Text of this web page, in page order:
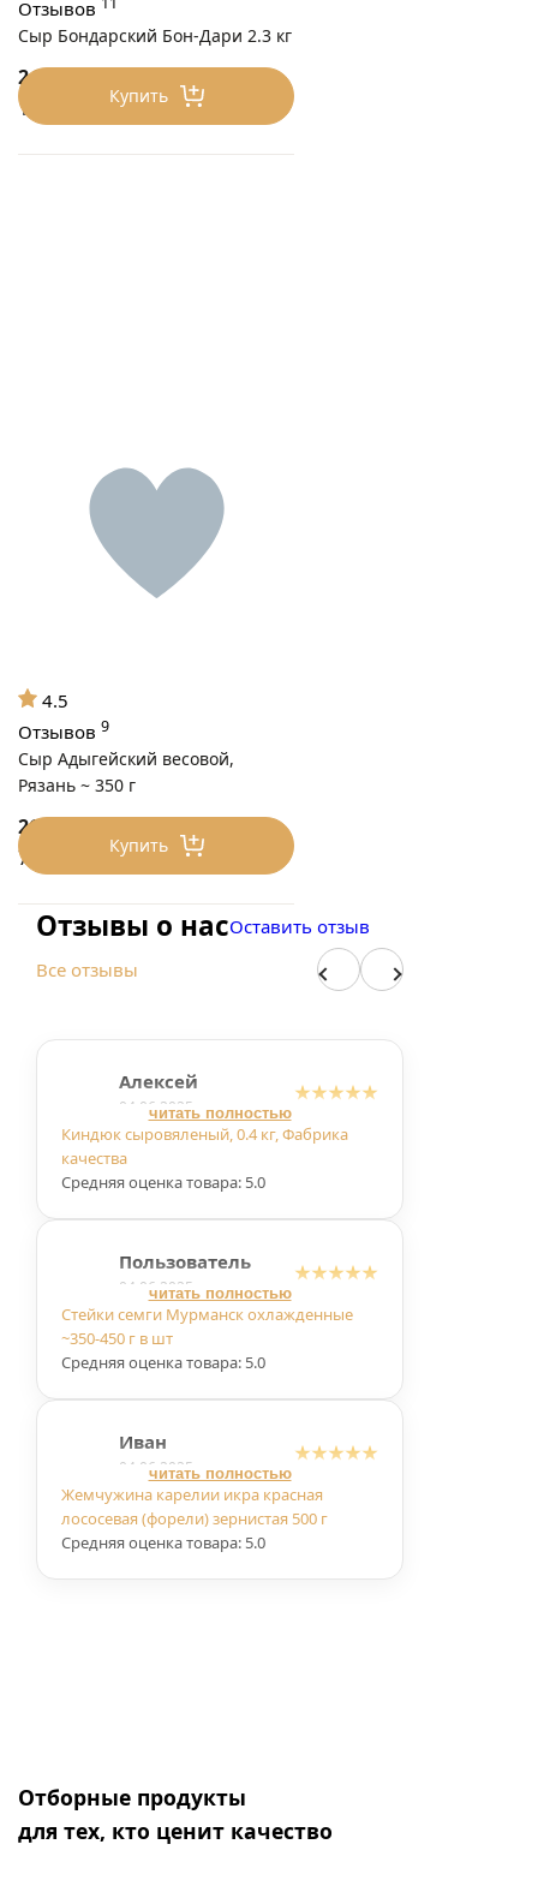
Купить
2415
1050 ₽/кг
Сыр Бондарский Бон-Дари 2.3 кг
Отзывов
Купить
262
750 ₽/кг
Сыр Адыгейский весовой,
Рязань ~ 350 г
4.5
Отзывов 9
Отзывы о насОставить отзыв
Все отзывы
Алексей
04.06.2025
читать полностью
Киндюк сыровяленый, 0.4 кг, Фабрика
качества
Средняя оценка товара: 5.0
Пользователь
04.06.2025
читать полностью
Стейки семги Мурманск охлажденные
~350-450 г в шт
Средняя оценка товара: 5.0
Иван
04.06.2025
читать полностью
Жемчужина карелии икра красная
лососевая (форели) зернистая 500 г
Средняя оценка товара: 5.0
Отборные продукты
для тех, кто ценит качество